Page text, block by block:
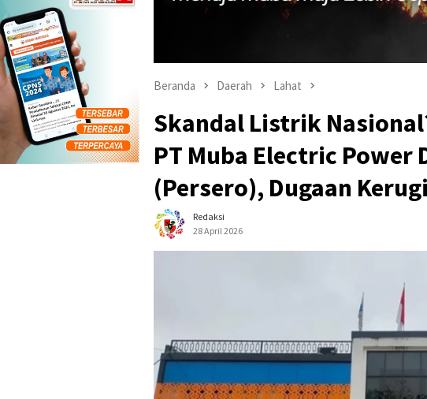
Beranda Daerah Lahat
Skandal Listrik
PT Muba Electric Power
(Persero), Dugaan
Redaksi
28 April 2026